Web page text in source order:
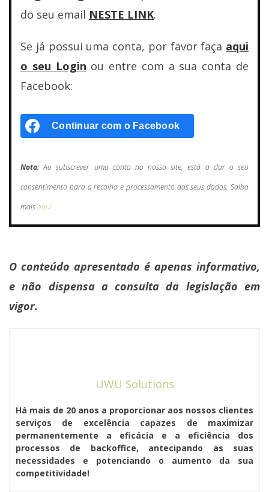
do seu email NESTE LINK.
Se já possui uma conta, por favor faça aqui
o seu Login ou entre com a sua conta de
Facebook:
Continuar com o Facebook
Nota:Ao subscrever uma conta no nosso site, está a dar o seu
consentimento para a recolha e processamento dos seus dados. Saiba
maisaqui
O conteúdo apresentado é apenas informativo,
e não dispensa a consulta da legislação em
vigor.
UWU Solutions
Há mais de 20 anos a proporcionar aos nossos clientes
serviços de excelência capazes de maximizar
permanentemente a eficácia e a eficiência dos
processos de backoffice, antecipando as suas
necessidades e potenciando o aumento da sua
competitividade!